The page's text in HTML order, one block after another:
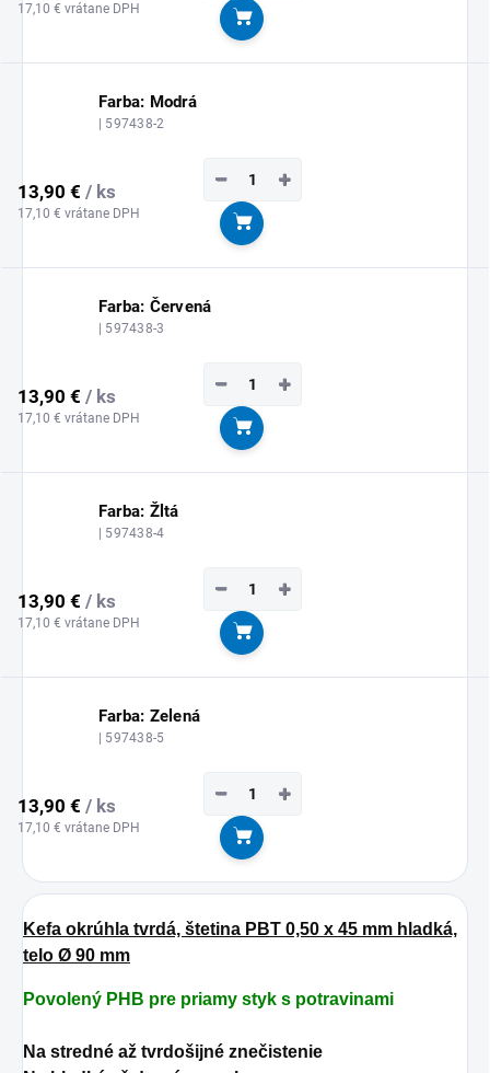
17,10 € vrátane DPH
Do košíka
Farba: Modrá
| 597438-2
13,90 € / ks
17,10 € vrátane DPH
+
−
Do košíka
Farba: Červená
| 597438-3
13,90 € / ks
17,10 € vrátane DPH
+
−
Do košíka
Farba: Žltá
| 597438-4
13,90 € / ks
17,10 € vrátane DPH
+
−
Do košíka
Farba: Zelená
| 597438-5
13,90 € / ks
17,10 € vrátane DPH
+
−
Do košíka
Kefa okrúhla tvrdá, štetina PBT 0,50 x 45 mm hladká,
telo Ø 90 mm
Povolený PHB pre priamy styk s potravinami
Na stredné až tvrdošijné znečistenie